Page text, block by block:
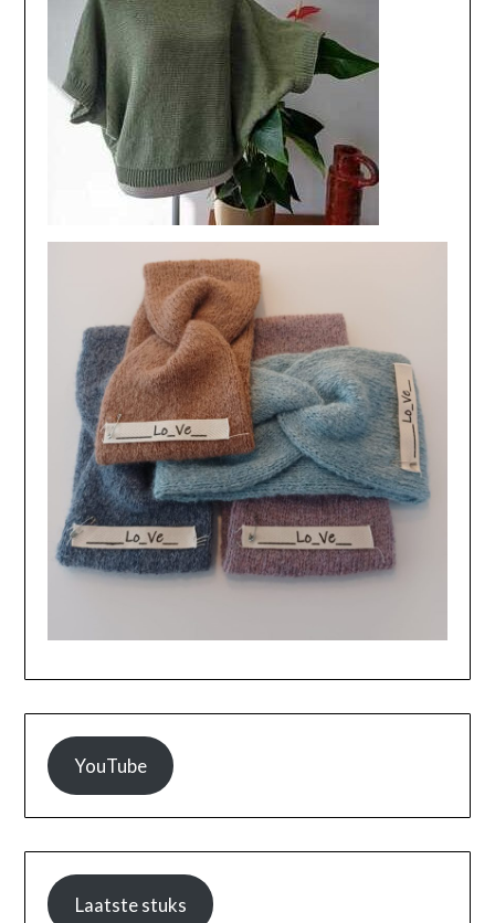
YouTube
Laatste stuks